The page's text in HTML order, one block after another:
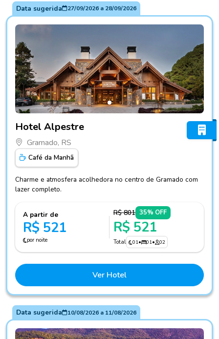
Data sugerida 27/09/2026a 28/09/2026
Hotel Alpestre
Gramado, RS
Café da Manhã
Charme e atmosfera acolhedora no centro de Gramado com
lazer completo.
A partir de
R$ 521
por noite
R$ 801 35% OFF
R$ 521
Total 01• 01• 02
Ver Hotel
Data sugerida 10/08/2026a 11/08/2026